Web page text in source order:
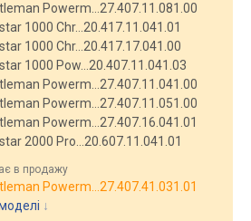
Powerm…27.407.11.081.00
1000 Chr…20.417.11.041.01
1000 Chr…20.417.17.041.00
1000 Pow…20.407.11.041.03
Powerm…27.407.11.041.00
Powerm…27.407.11.051.00
Powerm…27.407.16.041.01
2000 Pro…20.607.11.041.01
в продажу
Powerm…27.407.41.031.01
↓